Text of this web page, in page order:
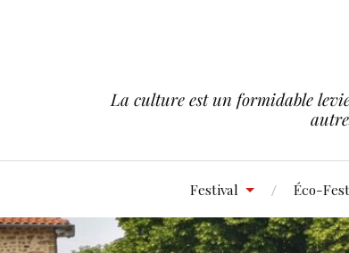
La culture est un formidable
Festival Éco-